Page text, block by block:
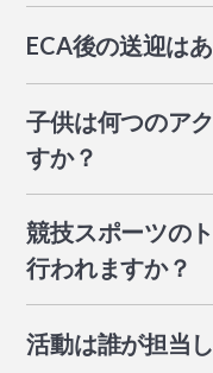
ことができます。年
ECA後の送迎は
定された降車場所ま
子供は何つのア
すか？
クティビティに参加
競技スポーツの
行われますか？
す。選考はスキルレ
活動は誰が担当